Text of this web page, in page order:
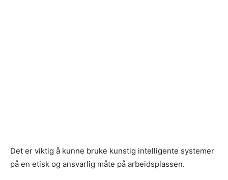
Det er viktig å kunne bruke kunstig intelligente systemer
på en etisk og ansvarlig måte på arbeidsplassen.